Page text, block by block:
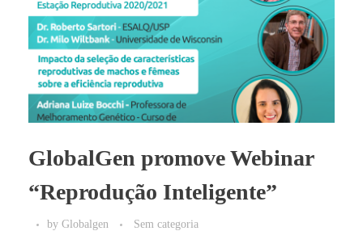
GlobalGen promove Webinar
“Reprodução Inteligente”
by Globalgen Sem categoria